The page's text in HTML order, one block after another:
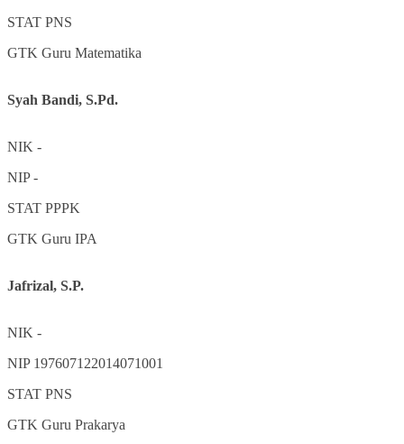
STAT PNS
GTK Guru Matematika
Syah Bandi, S.Pd.
NIK -
NIP-
STAT PPPK
GTK Guru IPA
Jafrizal, S.P.
NIK -
NIP 197607122014071001
STAT PNS
GTK Guru Prakarya